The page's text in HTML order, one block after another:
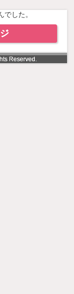
した。
Reserved.